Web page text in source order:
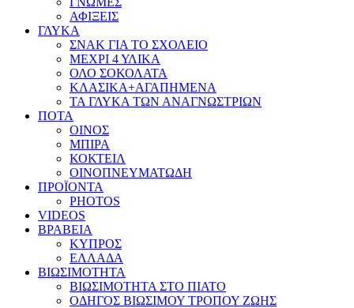
ΑΦΙΞΕΙΣ
ΓΛΥΚΑ
ΣΝΑΚ ΓΙΑ ΤΟ ΣΧΟΛΕΙΟ
ΜΕΧΡΙ 4 ΥΛΙΚΑ
ΟΛΟ ΣΟΚΟΛΑΤΑ
ΚΛΑΣΙΚΑ+ΑΓΑΠΗΜΕΝΑ
ΤΑ ΓΛΥΚΑ ΤΩΝ ΑΝΑΓΝΩΣΤΡΙΩΝ
ΠΟΤΑ
ΟΙΝΟΣ
ΜΠΙΡΑ
ΚΟΚΤΕΙΛ
ΟΙΝΟΠΝΕΥΜΑΤΩΔΗ
ΠΡΟΪΟΝΤΑ
PHOTOS
VIDEOS
ΒΡΑΒΕΙΑ
ΚΥΠΡΟΣ
ΕΛΛΑΔΑ
ΒΙΩΣΙΜΟΤΗΤΑ
ΒΙΩΣΙΜΟΤΗΤΑ ΣΤΟ ΠΙΑΤΟ
ΟΔΗΓΟΣ ΒΙΩΣΙΜΟΥ ΤΡΟΠΟΥ ΖΩΗΣ